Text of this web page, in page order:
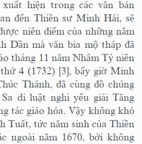
hiện trong các văn bản
đến Thiền sư Minh Hải, sẽ
niên điểm của những năm
Dần mà văn bia mộ tháp đã
tháng 11 năm Nhâm Tý niên
4 (1732) [3], bấy giờ Minh
Thánh, đã cùng đồ chúng
di luật nghi yếu giải Tăng
tác giáo hóa. Vậy không khó
Tuất, tức năm sinh của Thiền
ngoài năm 1670, bởi không